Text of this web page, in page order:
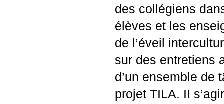
des collégiens
élèves et les
de l’éveil
sur des entretiens
d’un ensemble de
projet TILA. II